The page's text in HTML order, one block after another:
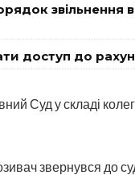
звільнення
доступ до
Суд у складі
звернувся до